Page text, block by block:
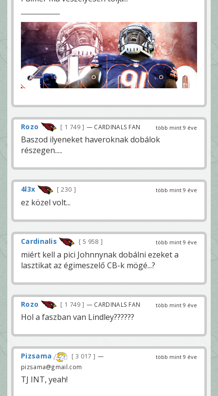
több mint 9 éve
Rozo 1 749 — CARDINALS FAN
Baszod ilyeneket haveroknak dobálok
részegen.....
több mint 9 éve
4l3x 230
ez közel volt...
több mint 9 éve
Cardinalis 5 958
miért kell a pici Johnnynak dobálni ezeket a
lasztikat az égimeszelő CB-k mögé...?
több mint 9 éve
Rozo 1 749 — CARDINALS FAN
Hol a faszban van Lindley??????
több mint 9 éve
Pizsama 3 017
—
pizsama@gmail.com
TJ INT, yeah!